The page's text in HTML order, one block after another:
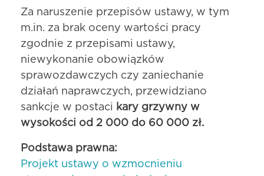
Za naruszenie przepisów ustawy, w tym
m.in. za brak oceny wartości pracy
zgodnie z przepisami ustawy,
niewykonanie obowiązków
sprawozdawczych czy zaniechanie
działań naprawczych, przewidziano
sankcje w postaci kary grzywny w
wysokości od 2 000 do 60 000 zł.
Podstawa prawna:
Projekt ustawy o wzmocnieniu